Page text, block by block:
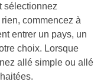
sélectionnez
commencez à
entrer un pays, un
choix. Lorsque
allé simple ou allé